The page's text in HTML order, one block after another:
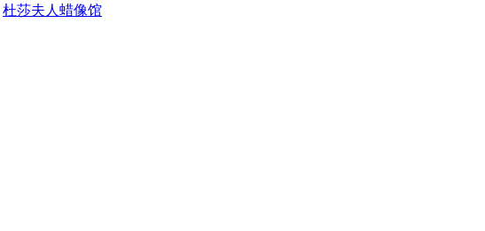
杜莎夫人蜡像馆